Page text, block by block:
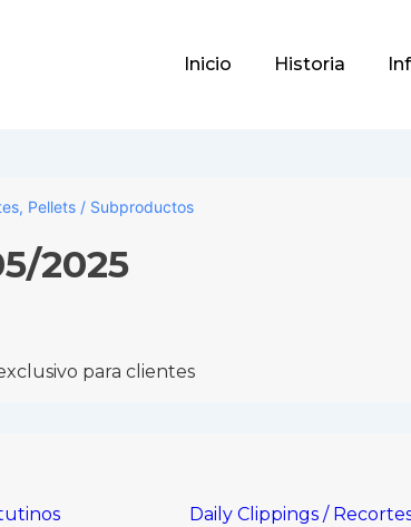
Main
Inicio Historia
, Pellets / Subproductos
2025
para clientes
Daily Clippings /